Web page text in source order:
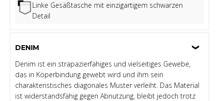
Linke Gesäßtasche mit einzigartigem schwarzen
Detail
DENIM
Denim ist ein strapazierfähiges und vielseitiges Gewebe,
das in Köperbindung gewebt wird und ihm sein
charakteristisches diagonales Muster verleiht. Das Material
ist widerstandsfähig gegen Abnutzung, bleibt jedoch trotz